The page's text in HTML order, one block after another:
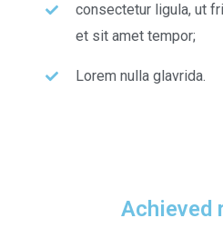
consectetur ligula, ut
et sit amet tempor;
Lorem nulla glavrida.
Achieved